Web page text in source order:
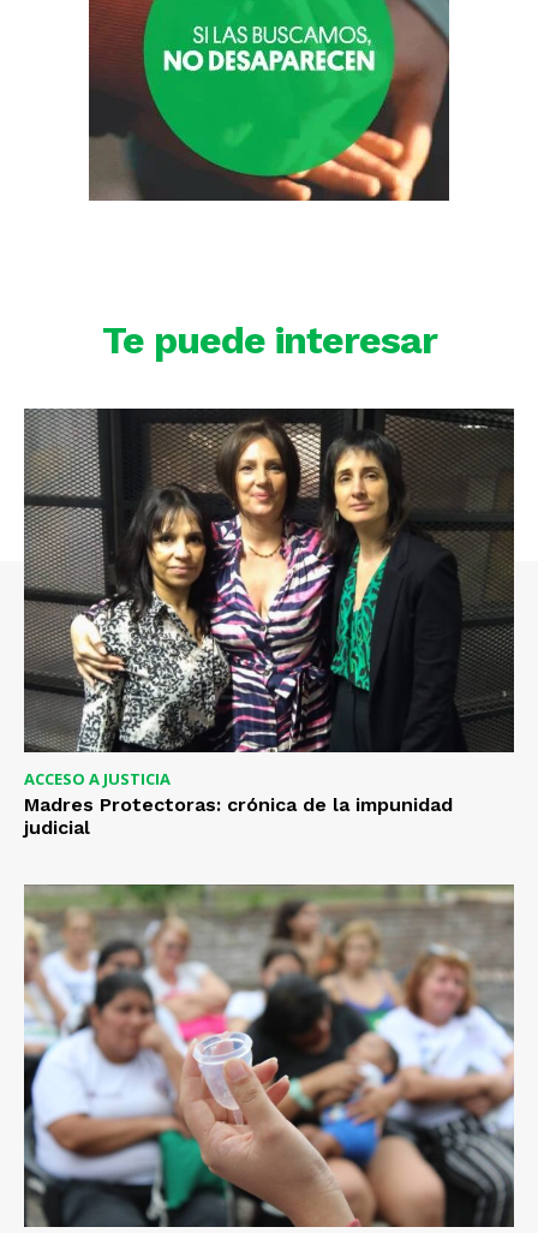
Te puede interesar
ACCESO A JUSTICIA
Madres Protectoras: crónica de la impunidad
judicial